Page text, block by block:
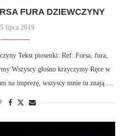
FURA DZIEWCZYNY
lipca 2019
Tekst piosenki: Ref: Forsa, fura,
Wszyscy głośno krzyczymy Ręce w
na imprezę, wszyscy mnie tu znają …